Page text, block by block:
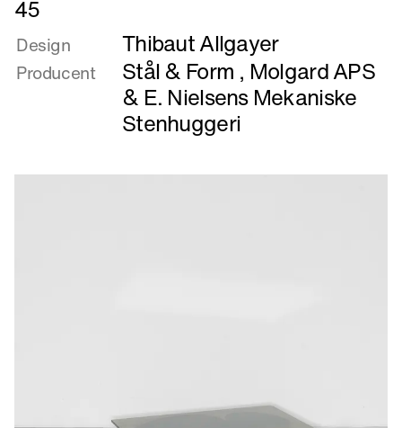
mere
om
45
45
Design Thibaut Allgayer
Producent Stål & Form , Molgard APS
& E. Nielsens Mekaniske
Stenhuggeri